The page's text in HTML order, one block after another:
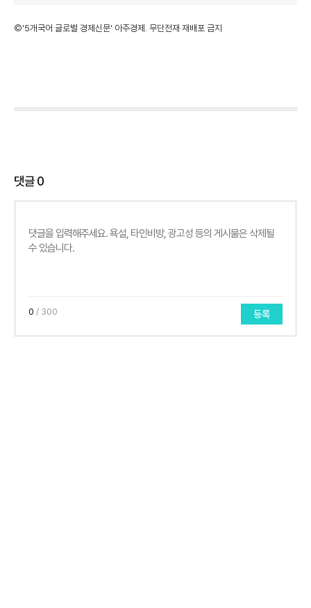
©'5개국어 글로벌 경제신문' 아주경제. 무단전재·재배포 금지
댓글0
0 / 300 등록